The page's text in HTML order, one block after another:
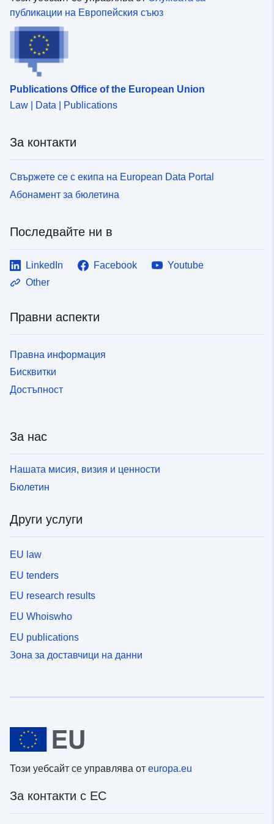
Dresde...
Идентификатор
и:
uriRef:
http://data.europa.eu/88u/dataset/
публикации на Европейския съюз
Publications Office of the European Union
Law | Data | Publications
За контакти
Свържете се с екипа на European Data Portal
Абонамент за бюлетина
Последвайте ни в
LinkedIn Facebook
Youtube
Other
Правни аспекти
Правна информация
Бисквитки
Достъпност
За нас
Нашата мисия, визия и ценности
Бюлетин
Други услуги
EU law
EU tenders
EU research results
EU Whoiswho
EU publications
Зона за доставчици на данни
Този уебсайт се управлява от europa.eu
За контакти с ЕС